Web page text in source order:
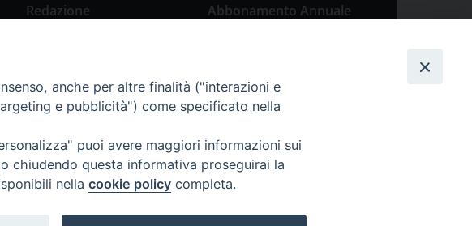
Redazione
Abbonamento Annuale
Abbonamento Singola
anche per altre finalità ("interazioni e
e pubblicità") come specificato nella
puoi avere maggiori informazioni sui
chiudendo questa informativa proseguirai la
nella cookie policy completa.